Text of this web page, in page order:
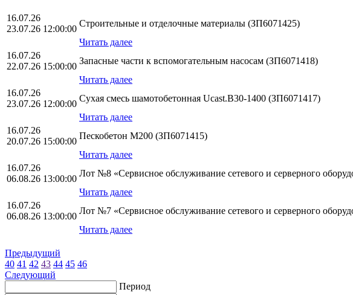
16.07.26
23.07.26 12:00:00
Строительные и отделочные материалы (ЗП6071425)
Читать далее
16.07.26
22.07.26 15:00:00
Запасные части к вспомогательным насосам (ЗП6071418)
Читать далее
16.07.26
23.07.26 12:00:00
Сухая смесь шамотобетонная Ucast.B30-1400 (ЗП6071417)
Читать далее
16.07.26
20.07.26 15:00:00
Пескобетон М200 (ЗП6071415)
Читать далее
16.07.26
06.08.26 13:00:00
Лот №8 «Сервисное обслуживание сетевого и серверного
Читать далее
16.07.26
06.08.26 13:00:00
Лот №7 «Сервисное обслуживание сетевого и серверного
Читать далее
Предыдущий
40 41 42 43 44 45 46
Следующий
Период